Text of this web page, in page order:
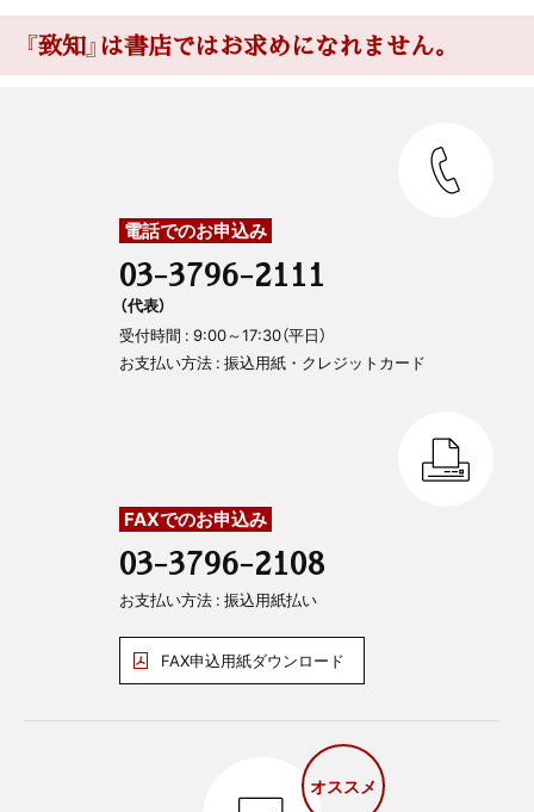
『致知』は書店ではお求めになれません。
電話でのお申込み
03-3796-2111
（代表）
受付時間 : 9:00～17:30（平日）
お支払い方法 : 振込用紙・クレジットカード
FAXでのお申込み
03-3796-2108
お支払い方法 : 振込用紙払い
FAX申込用紙ダウンロード
オススメ